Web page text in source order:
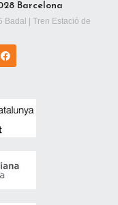
Barcelona
Badal | Tren Estació de